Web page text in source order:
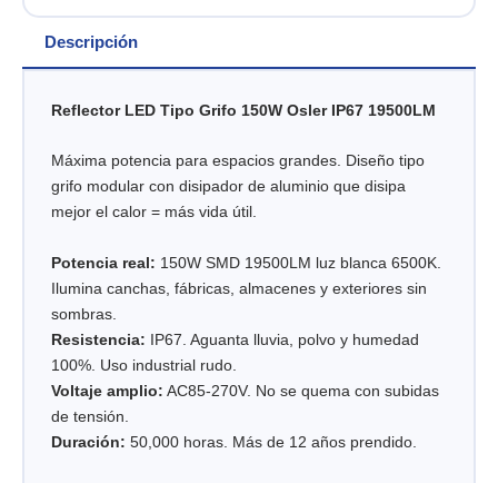
Descripción
Reflector LED Tipo Grifo 150W Osler IP67 19500LM
Máxima potencia para espacios grandes. Diseño tipo
grifo modular con disipador de aluminio que disipa
mejor el calor = más vida útil.
Potencia real: 150W SMD 19500LM luz blanca 6500K.
Ilumina canchas, fábricas, almacenes y exteriores sin
sombras.
Resistencia: IP67. Aguanta lluvia, polvo y humedad
100%. Uso industrial rudo.
Voltaje amplio: AC85-270V. No se quema con subidas
de tensión.
Duración: 50,000 horas. Más de 12 años prendido.